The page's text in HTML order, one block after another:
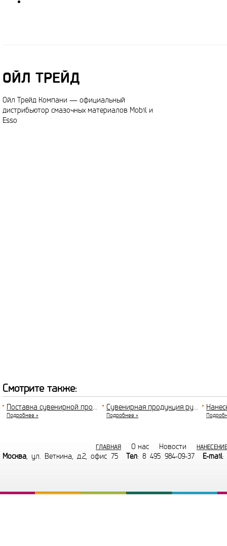
ОЙЛ ТРЕЙД
Ойл Трейд Компани — официальный
дистрибьютор смазочных материалов Mobil и
Esso
Смотрите также:
Поставка сувенирной продукции
Подробнее »
Сувенирная продукция ручки
Подробнее »
ГЛАВНАЯ О нас Новости НАНЕСЕНИЕ
Москва, ул. Веткина, д.2, офис 75 Тел: 8 495 984-09-37 E-mail: